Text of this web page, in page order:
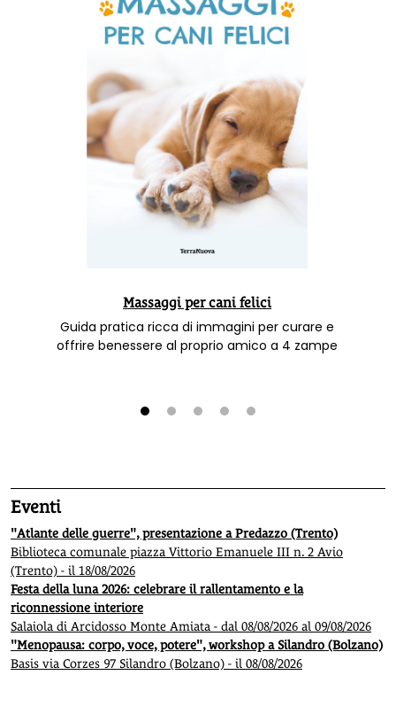
Massaggi per cani felici
Guida pratica ricca di immagini per curare e
offrire benessere al proprio amico a 4 zampe
Eventi
"Atlante delle guerre", presentazione a Predazzo (Trento)
Biblioteca comunale piazza Vittorio Emanuele III n. 2 Avio
(Trento) - il 18/08/2026
Festa della luna 2026: celebrare il rallentamento e la
riconnessione interiore
Salaiola di Arcidosso Monte Amiata - dal 08/08/2026 al 09/08/2026
"Menopausa: corpo, voce, potere", workshop a Silandro (Bolzano)
Basis via Corzes 97 Silandro (Bolzano) - il 08/08/2026